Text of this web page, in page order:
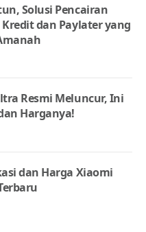
Solusi Pencairan
dan Paylater yang
Resmi Meluncur, Ini
Harganya!
dan Harga Xiaomi